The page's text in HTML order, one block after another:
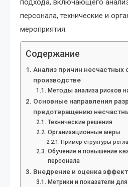
подхода, включающего
персонала, технические и
мероприятия.
Содержание
Анализ причин несчастных
производстве
Методы анализа рисков
Основные направления
предотвращению
Технические решения
Организационные меры
Пример структуры
Обучение и повышение
персонала
Внедрение и оценка
Метрики и показатели